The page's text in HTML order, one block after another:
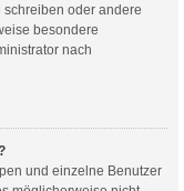
oder andere
besondere
nach
und einzelne Benutzer